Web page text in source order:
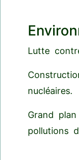
Lutte
nucléaires.
Grand
pollutions